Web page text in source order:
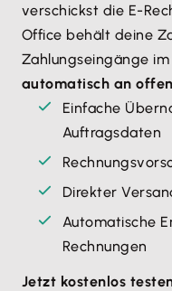
verschickst die E-
Office behält deine
Zahlungseingänge
automatisch an
Einfache
Auftragsdaten
Direkter
Automatische
Rechnungen
Jetzt kostenlos